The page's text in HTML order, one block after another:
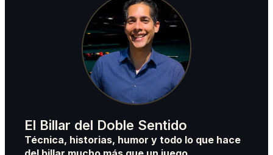
El Billar del Doble Sentido
Técnica, historias, humor y todo lo que hace